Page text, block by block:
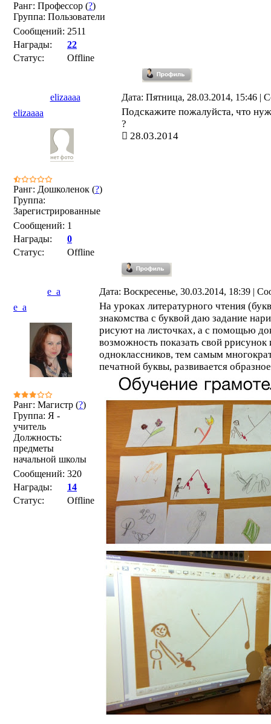
Ранг: Профессор (?)
Группа: Пользователи
Сообщений: 2511
Награды:
22
Статус:
Offline
elizaaaa
Дата: Пятница, 28.03.2014, 15:46 |
elizaaaa
Ранг: Дошколенок (?)
Группа:
Зарегистрированные
Сообщений: 1
Награды:
0
Статус:
Offline
Подскажите пожалуйста, что
?
28.03.2014
e_a
Дата: Воскресенье, 30.03.2014, 18:39 |
e_a
Ранг: Магистр (?)
Группа: Я -
учитель
Должность:
предметы
начальной школы
Сообщений: 320
Награды:
14
Статус:
Offline
На уроках литературного чтения
знакомства с буквой даю задание
рисуют на листочках, а с помощью
возможность показать свой
одноклассников, тем самым
печатной буквы, развивается